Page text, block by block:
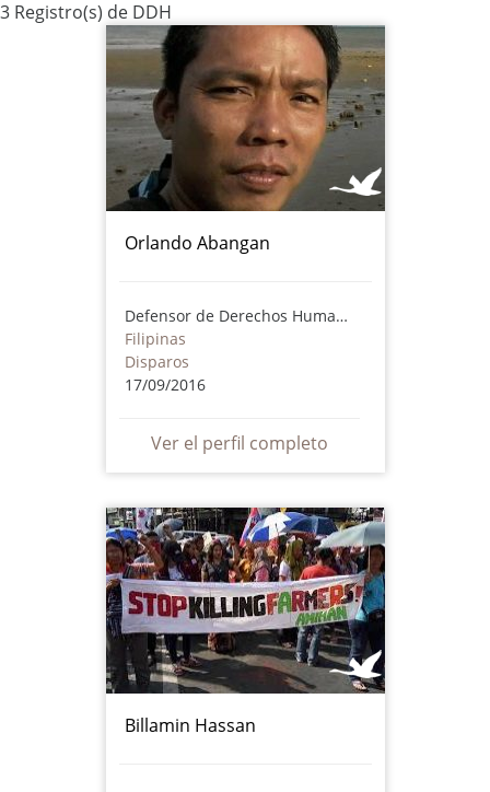
3 Registro(s) de DDH
Orlando Abangan
Defensor de Derechos Humanos
Filipinas
Disparos
17/09/2016
Ver el perfil completo
Billamin Hassan